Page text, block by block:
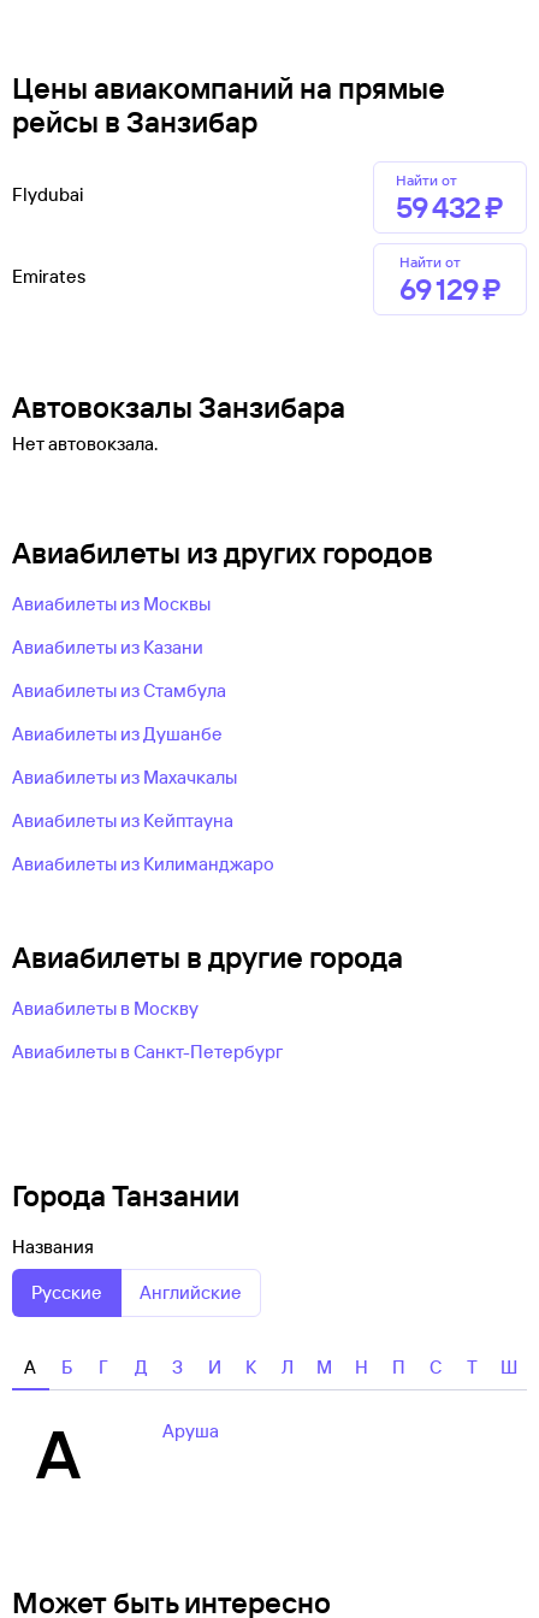
Цены авиакомпаний на прямые
рейсы в Занзибар
Flydubai
Найти от
59 ⁠432 ⁠₽
Emirates
Найти от
69 ⁠129 ⁠₽
Автовокзалы Занзибара
Нет автовокзала.
Авиабилеты из других городов
Авиабилеты из Москвы
Авиабилеты из Казани
Авиабилеты из Стамбула
Авиабилеты из Душанбе
Авиабилеты из Махачкалы
Авиабилеты из Кейптауна
Авиабилеты из Килиманджаро
Авиабилеты в другие города
Авиабилеты в Москву
Авиабилеты в Санкт-Петербург
Города Танзании
Названия
Русские
Английские
А Б Г Д З И К Л М Н П С Т Ш
А Аруша
Может быть интересно